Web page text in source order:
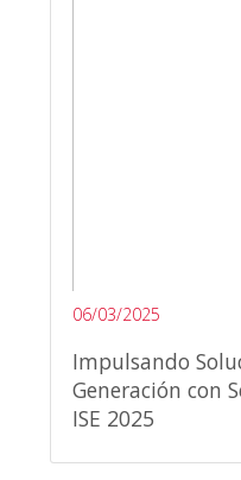
06/03/2025
Impulsando
Generación con
ISE 2025